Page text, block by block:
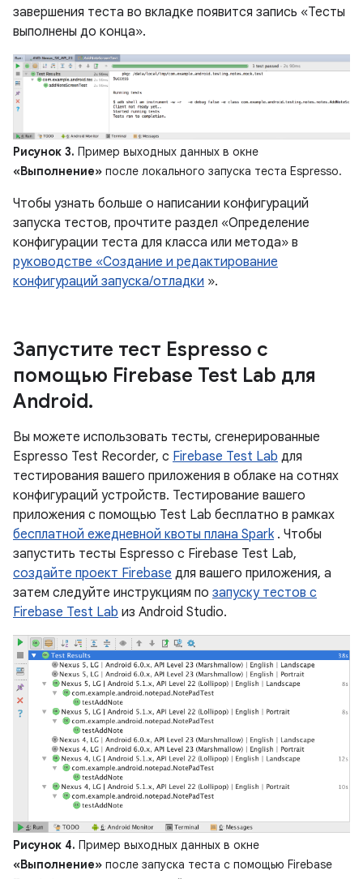
завершения теста во вкладке появится запись «Тесты
выполнены до конца».
Рисунок 3. Пример выходных данных в окне
«Выполнение» после локального запуска теста Espresso.
Чтобы узнать больше о написании конфигураций
запуска тестов, прочтите раздел «Определение
конфигурации теста для класса или метода» в
руководстве «Создание и редактирование
конфигураций запуска/отладки ».
Запустите тест Espresso с
помощью Firebase Test Lab для
Android.
Вы можете использовать тесты, сгенерированные
Espresso Test Recorder, с Firebase Test Lab для
тестирования вашего приложения в облаке на сотнях
конфигураций устройств. Тестирование вашего
приложения с помощью Test Lab бесплатно в рамках
бесплатной ежедневной квоты плана Spark. Чтобы
запустить тесты Espresso с Firebase Test Lab,
создайте проект Firebase для вашего приложения, а
затем следуйте инструкциям по запуску тестов с
Firebase Test Lab из Android Studio.
Рисунок 4. Пример выходных данных в окне
«Выполнение» после запуска теста с помощью Firebase